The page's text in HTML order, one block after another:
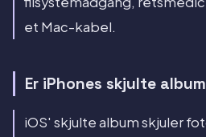
et Mac-kabel.
Er iPhones skjulte
iOS' skjulte album skjuler